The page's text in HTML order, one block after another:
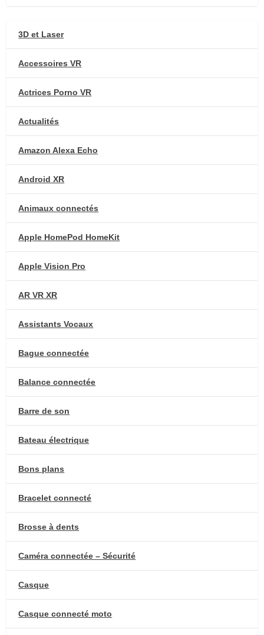
3D et Laser
Accessoires VR
Actrices Porno VR
Actualités
Amazon Alexa Echo
Android XR
Animaux connectés
Apple HomePod HomeKit
Apple Vision Pro
AR VR XR
Assistants Vocaux
Bague connectée
Balance connectée
Barre de son
Bateau électrique
Bons plans
Bracelet connecté
Brosse à dents
Caméra connectée – Sécurité
Casque
Casque connecté moto